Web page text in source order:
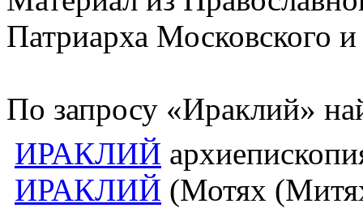
Патриарха Московского
По запросу «Ираклий»
ИРАКЛИЙ
ИРАКЛИЙ (Мотях